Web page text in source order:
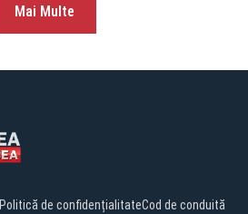
Mai Multe
Politică de confidențialitateCod de conduită